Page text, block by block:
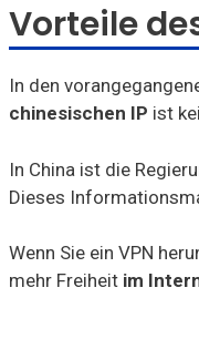
VPN Master
Vorteile
In den
chinesischen IP ist
In China ist die
Dieses
Wenn Sie ein VPN
mehr Freiheit im